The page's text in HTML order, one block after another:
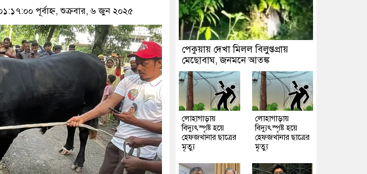
পূর্বাহ্ন, শুক্রবার, ৬ জুন ২০২৫
পেকুয়ায় দেখা মিলল বিলুপ্তপ্রায়
মেছোবাঘ, জনমনে আতঙ্ক
লোহাগাড়ায়
বিদ্যুৎস্পৃষ্ট হয়ে
হেফজখানার ছাত্রের
মৃত্যু
লোহাগাড়ায়
বিদ্যুৎস্পৃষ্ট হয়ে
হেফজখানার ছাত্রের
মৃত্যু